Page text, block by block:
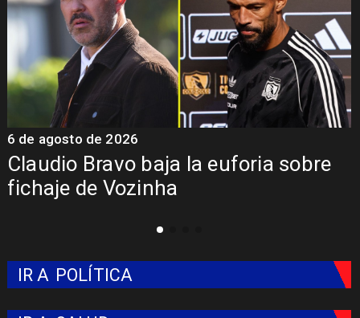
Presentación de Vozinha en Colo
Colo: Fecha, Estadio y Contrato
5 de agosto de 2026
IR A POLÍTICA